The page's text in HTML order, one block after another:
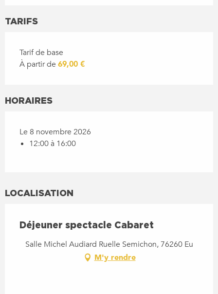
TARIFS
Tarif de base
À partir de 69,00 €
HORAIRES
Le 8 novembre 2026
12:00 à 16:00
LOCALISATION
Déjeuner spectacle Cabaret
Salle Michel Audiard Ruelle Semichon, 76260 Eu
M'y rendre